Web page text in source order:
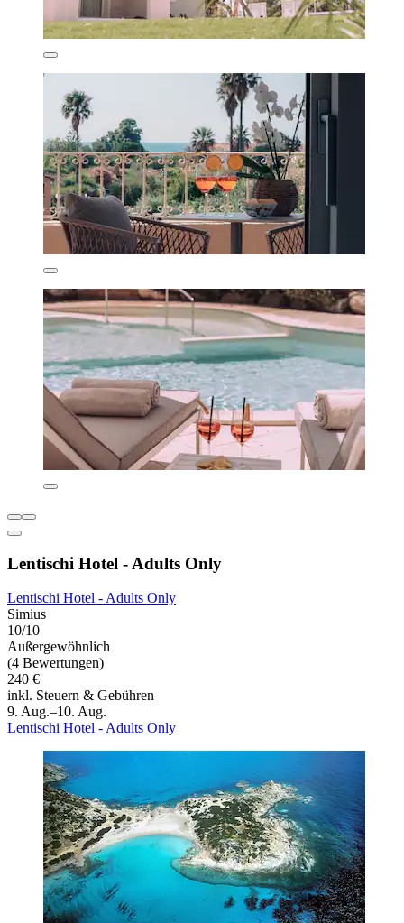
Lentischi Hotel - Adults Only
Lentischi Hotel - Adults Only
Simius
10/10
Außergewöhnlich
(4 Bewertungen)
240 €
inkl. Steuern & Gebühren
9. Aug.–10. Aug.
Lentischi Hotel - Adults Only